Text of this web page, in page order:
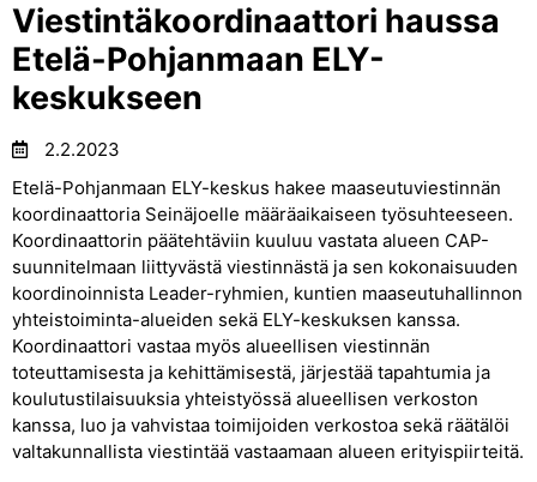
Viestintäkoordinaattori haussa
Etelä-Pohjanmaan ELY-
keskukseen
2.2.2023
Etelä-Pohjanmaan ELY-keskus hakee maaseutuviestinnän
koordinaattoria Seinäjoelle määräaikaiseen työsuhteeseen.
Koordinaattorin päätehtäviin kuuluu vastata alueen CAP-
suunnitelmaan liittyvästä viestinnästä ja sen kokonaisuuden
koordinoinnista Leader-ryhmien, kuntien maaseutuhallinnon
yhteistoiminta-alueiden sekä ELY-keskuksen kanssa.
Koordinaattori vastaa myös alueellisen viestinnän
toteuttamisesta ja kehittämisestä, järjestää tapahtumia ja
koulutustilaisuuksia yhteistyössä alueellisen verkoston
kanssa, luo ja vahvistaa toimijoiden verkostoa sekä räätälöi
valtakunnallista viestintää vastaamaan alueen erityispiirteitä.